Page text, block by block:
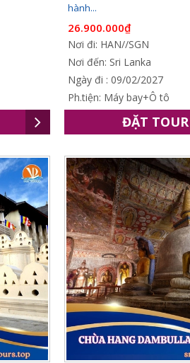
hành...
26.900.000₫
Nơi đi: HAN//SGN
Nơi đến: Sri Lanka
Ngày đi : 09/02/2027
Ph.tiện: Máy bay+Ô tô
ĐẶT TOUR